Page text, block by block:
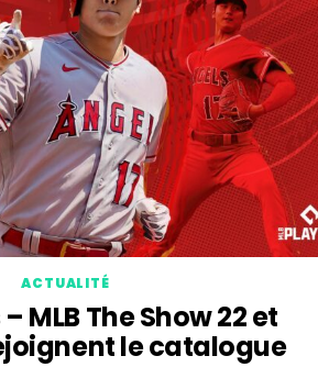
ACTUALITÉ
MLB The Show 22 et
le catalogue